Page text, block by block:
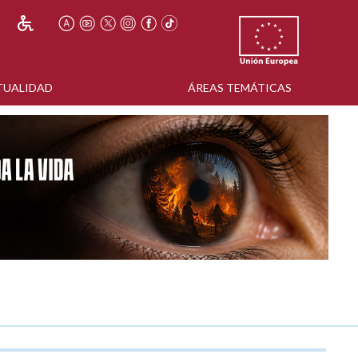
ÁREAS TEMÁTICAS